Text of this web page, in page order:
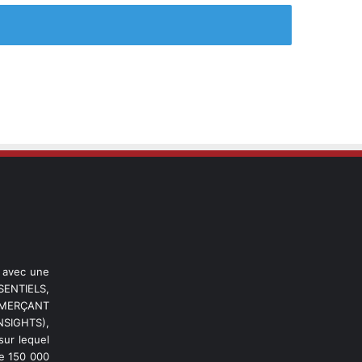
une
lequel
150 000